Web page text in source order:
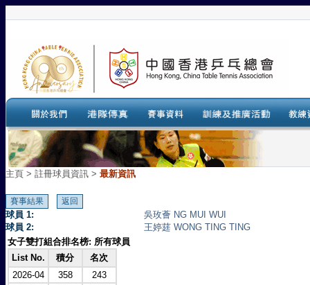
主頁 > 註冊球員資訊 > 最新資訊
球員 1:
吳玫薈 NG MUI WUI
球員 2:
王婷莛 WONG TING TING
女子雙打組合排名榜: 所有球員
List No.
積分
名次
2026-04
358
243